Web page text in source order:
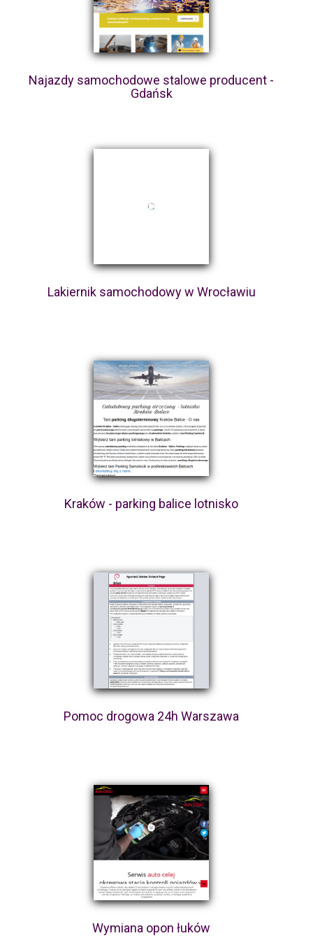
Najazdy samochodowe stalowe producent -
Gdańsk
Lakiernik samochodowy w Wrocławiu
Kraków - parking balice lotnisko
Pomoc drogowa 24h Warszawa
Wymiana opon łuków